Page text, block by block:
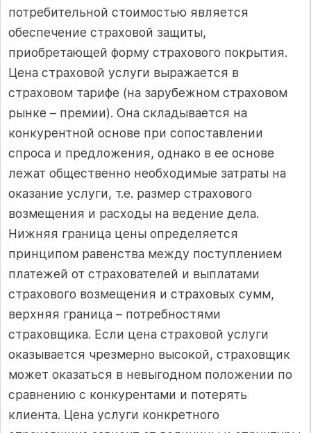
потребительной стоимостью является
обеспечение страховой защиты,
приобретающей форму страхового покрытия.
Цена страховой услуги выражается в
страховом тарифе (на зарубежном страховом
рынке – премии). Она складывается на
конкурентной основе при сопоставлении
спроса и предложения, однако в ее основе
лежат общественно необходимые затраты на
оказание услуги, т.е. размер страхового
возмещения и расходы на ведение дела.
Нижняя граница цены определяется
принципом равенства между поступлением
платежей от страхователей и выплатами
страхового возмещения и страховых сумм,
верхняя граница – потребностями
страховщика. Если цена страховой услуги
оказывается чрезмерно высокой, страховщик
может оказаться в невыгодном положении по
сравнению с конкурентами и потерять
клиента. Цена услуги конкретного